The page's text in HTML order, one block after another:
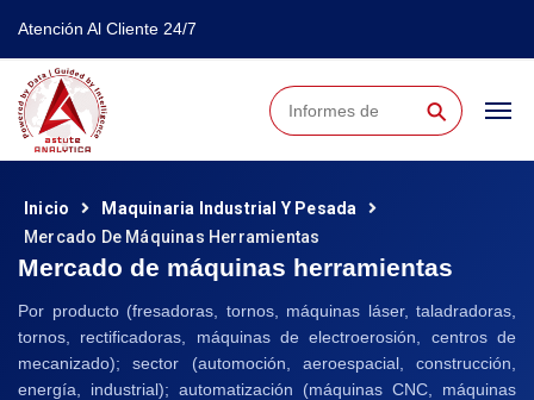
Atención Al Cliente 24/7
⚲
Inicio
Maquinaria Industrial Y Pesada
Mercado De Máquinas Herramientas
Mercado de máquinas herramientas
Por producto (fresadoras, tornos, máquinas láser, taladradoras,
tornos, rectificadoras, máquinas de electroerosión, centros de
mecanizado); sector (automoción, aeroespacial, construcción,
energía, industrial); automatización (máquinas CNC, máquinas